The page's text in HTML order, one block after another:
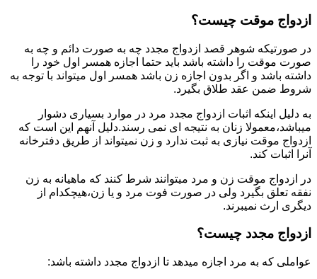
ازدواج موقت چیست؟
در صورتیکه شوهر قصد ازدواج مجدد چه به صورت دائم و چه به
صورت موقت را داشته باشد باید حتما اجازه همسر اول خود را
داشته باشد و اگر بدون اجازه زن باشد همسر اول میتواند با توجه به
شروط ضمن عقد طلاق بگیرد.
به دلیل اینکه اثبات ازدواج مجدد مرد در موارد بسیاری دشوار
میباشد،معمولا زنان به نتیجه ای نمی رسند.دلیل آنهم این است که
ازدواج موقت نیازی به ثبت ندارد و زن نمیتواند از طریق دفترخانه
آنرا اثبات کند.
در ازدواج موقت زن و مرد میتوانند شرط کنند که ماهیانه به زن
نفقه تعلق بگیرد ولی در صورت فوت مرد و یا زن،هیچکدام از
دیگری ارث نمیبرند.
ازدواج مجدد چیست؟
عواملی که به مرد اجازه میدهد تا ازدواج مجدد داشته باشد: